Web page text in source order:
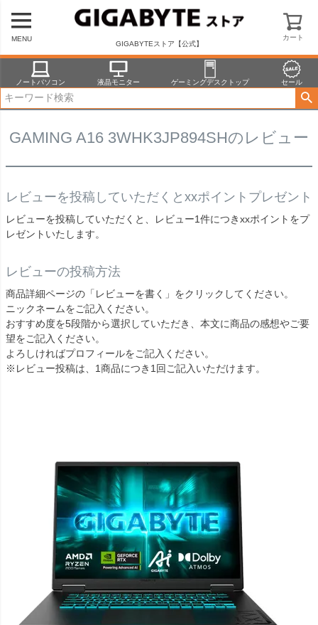
MENU
GIGABYTEストア【公式】
カート
ノートパソコン 液晶モニター ゲーミングデスクトップ セール
ノートパソコン GAMING A16 3WHK3JP894SHのレビュー
GAMING A16 3WHK3JP894SHのレビュー
レビューを投稿していただくとxxポイントプレゼント
レビューを投稿していただくと、レビュー1件につきxxポイントをプ
レゼントいたします。
レビューの投稿方法
商品詳細ページの「レビューを書く」をクリックしてください。
ニックネームをご記入ください。
おすすめ度を5段階から選択していただき、本文に商品の感想やご要
望をご記入ください。
よろしければプロフィールをご記入ください。
※レビュー投稿は、1商品につき1回ご記入いただけます。